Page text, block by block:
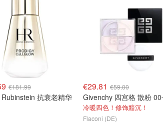
€181.99
抗衰老精华
€29.81 €59.00
Givenchy 四宫格 散粉
冷暖四色！修饰黯沉！
Flaconi (DE)